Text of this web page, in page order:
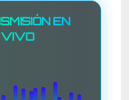
EN
VIVO